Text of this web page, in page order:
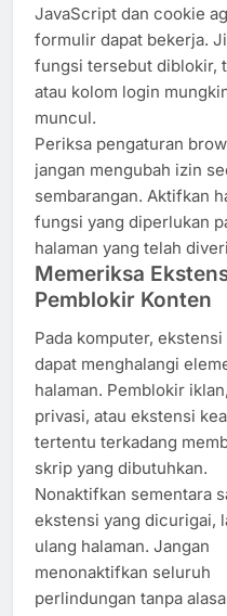
JavaScript dan cookie
formulir dapat bekerja.
fungsi tersebut diblokir,
atau kolom login
muncul.
Periksa pengaturan
jangan mengubah izin
sembarangan. Aktifkan
fungsi yang diperlukan
halaman yang telah
Memeriksa
Pemblokir Konten
Pada komputer,
dapat menghalangi
halaman. Pemblokir
privasi, atau ekstensi
tertentu terkadang
skrip yang dibutuhkan.
Nonaktifkan sementara
ekstensi yang dicurigai,
ulang halaman. Jangan
menonaktifkan seluruh
perlindungan tanpa